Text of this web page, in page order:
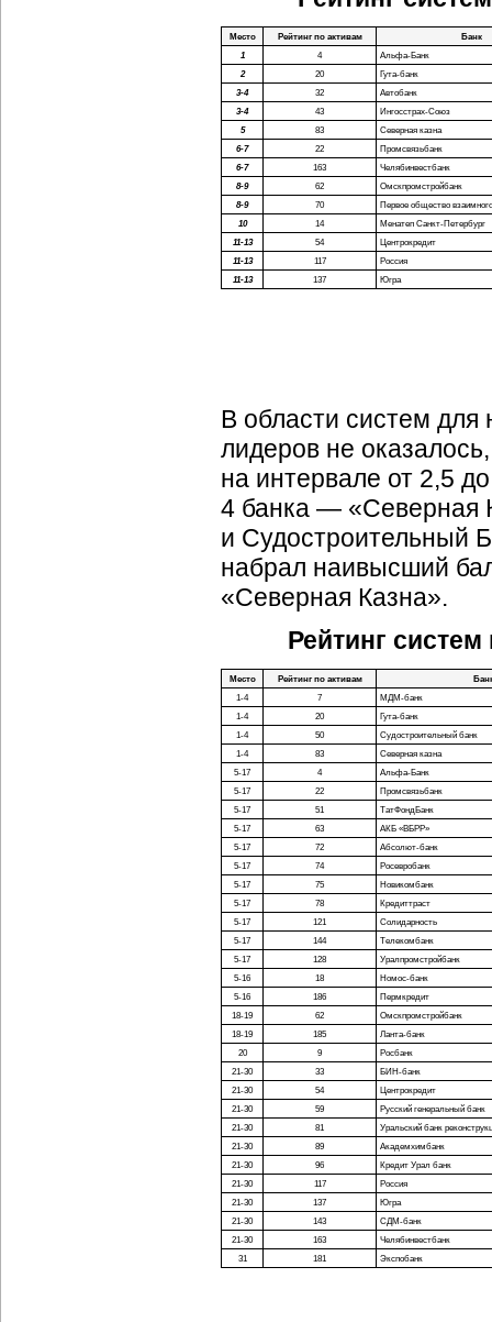
Место Рейтинг по активам
Банк
1
4
Альфа-Банк
2
20
Гута-банк
3-4
32
Автобанк
3-4
43
Ингосстрах-Союз
5
83
Северная казна
6-7
22
Промсвязьбанк
6-7
163
Челябинвестбанк
8-9
62
Омскпромстройбанк
8-9
70
Первое общество
10
14
Менатеп Санкт-Петербург
11-13
54
Центрокредит
11-13
117
Россия
11-13
137 Югра
В области систем для
лидеров не
на интервале от 2,5
4 банка — «Северная
и Судостроительный
набрал наивысший
«Северная Казна».
Рейтинг
Место Рейтинг по активам
1-4
7
МДМ-банк
1-4
20
Гута-банк
1-4
50
Судостроительный банк
1-4
83
Северная казна
5-17
4
Альфа-Банк
5-17
22
Промсвязьбанк
5-17
51
ТатФондБанк
5-17
63
АКБ «ВБРР»
5-17
72
Абсолют-банк
5-17
74
Росевробанк
5-17
75
Новикомбанк
5-17
78
Кредиттраст
5-17
121
Солидарность
5-17
144
Телекомбанк
5-17
128
Уралпромстройбанк
5-16
18
Номос-банк
5-16
186
Пермкредит
18-19
62
Омскпромстройбанк
18-19
185
Ланта-банк
20
9
Росбанк
21-30
33
БИН-банк
21-30
54
Центрокредит
21-30
59
Русский генеральный банк
21-30
81
Уральский банк
21-30
89
Академхимбанк
21-30
96
Кредит Урал банк
21-30
117
Россия
21-30
137
Югра
21-30
143
СДМ-банк
21-30
163
Челябинвестбанк
31
181 Экспобанк